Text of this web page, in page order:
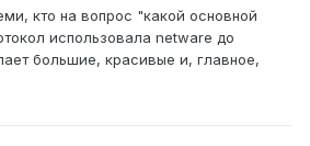
кто на вопрос "какой основной
использовала netware до
большие, красивые и, главное,